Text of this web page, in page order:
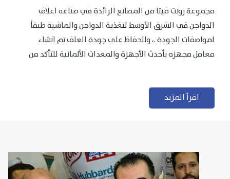
مجموعة رونت فيتا من المصانع الرائدة في صناعه اعلاف
الدواجن في الشرق الأوسط لتغذية الدواجن والماشية طبقاً
لمواصفات الجودة .، وللحفاظ على جودة العلف تم انشاء
معامل مجهزه بأحدث الأجهزة والمعدات الآلمانية للتأكد من
اقرأ المزيد